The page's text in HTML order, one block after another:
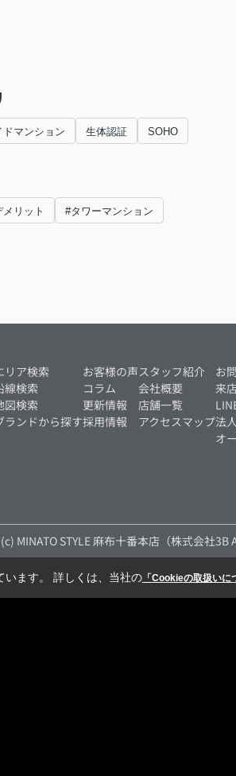
ドマンション 生体認証 SOHO
メリット #タワーマンション
リア検索
線検索
図検索
ランドから探す
お客様の声
コラム
更新情報
採用情報
スタッフ紹介
会社概要
店舗一覧
アクセスマップ
お
来
法
オ
(c) MINATO STYLE 麻布十番本店（株式会社
ます。 詳しくは、当社の「Cookieの取扱いに